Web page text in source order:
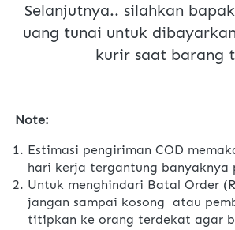
Selanjutnya.. silahkan
uang tunai untuk
kurir saat barang
Note:
Estimasi pengiriman COD
hari kerja tergantung banyaknya
Untuk menghindari Batal Order
jangan sampai kosong  atau
titipkan ke orang terdekat agar